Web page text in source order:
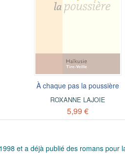
À chaque pas la poussière
ROXANNE LAJOIE
5,99 €
et a déjà publié des romans